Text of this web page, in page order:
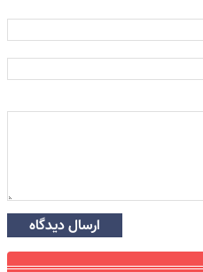
ارسال دیدگاه